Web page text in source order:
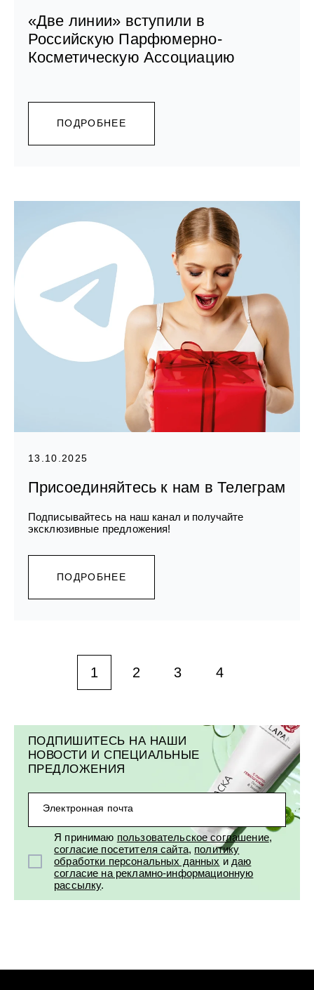
«Две линии» вступили в
Российскую Парфюмерно-
Косметическую Ассоциацию
ПОДРОБНЕЕ
13.10.2025
Присоединяйтесь к нам в Телеграм
Подписывайтесь на наш канал и получайте
эксклюзивные предложения!
ПОДРОБНЕЕ
1 2 3 4
ПОДПИШИТЕСЬ НА НАШИ
НОВОСТИ И СПЕЦИАЛЬНЫЕ
ПРЕДЛОЖЕНИЯ
Электронная почта
Я принимаю пользовательское соглашение,
согласие посетителя сайта, политику
обработки персональных данных и даю
согласие на рекламно-информационную
рассылку.